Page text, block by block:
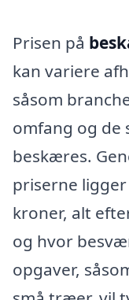
Prisen på
kan variere
såsom
omfang og de
beskæres.
priserne
kroner, alt
og hvor
opgaver,